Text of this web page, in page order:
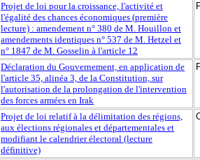
Projet de loi pour la croissance, l'activité et
l'égalité des chances économiques (première
lecture) : amendement n° 380 de M. Houillon et
amendements identiques n° 537 de M. Hetzel et
n° 1847 de M. Gosselin à l'article 12
Déclaration du Gouvernement, en application de
l'article 35, alinéa 3, de la Constitution, sur
l'autorisation de la prolongation de l'intervention
des forces armées en Irak
Projet de loi relatif à la délimitation des régions,
aux élections régionales et départementales et
modifiant le calendrier électoral (lecture
définitive)